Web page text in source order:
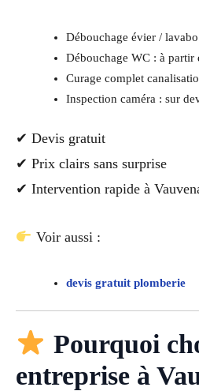
Débouchage évier /
Débouchage WC : à partir
Curage complet
Inspection caméra : sur
✔ Devis gratuit
✔ Prix clairs sans surprise
✔ Intervention rapide à
Voir aussi :
devis gratuit plomberie
Pourquoi
entreprise à